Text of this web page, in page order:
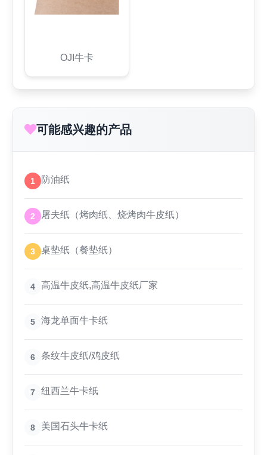
OJI牛卡
可能感兴趣的产品
1 防油纸
2 屠夫纸（烤肉纸、烧烤肉牛皮纸）
3 桌垫纸（餐垫纸）
4 高温牛皮纸,高温牛皮纸厂家
5 海龙单面牛卡纸
6 条纹牛皮纸/鸡皮纸
7 纽西兰牛卡纸
8 美国石头牛卡纸